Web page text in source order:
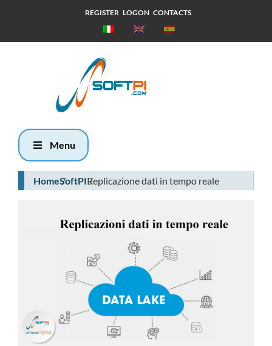
REGISTER LOGON CONTACTS
Menu
HomeSoftPIReplicazione dati in tempo reale